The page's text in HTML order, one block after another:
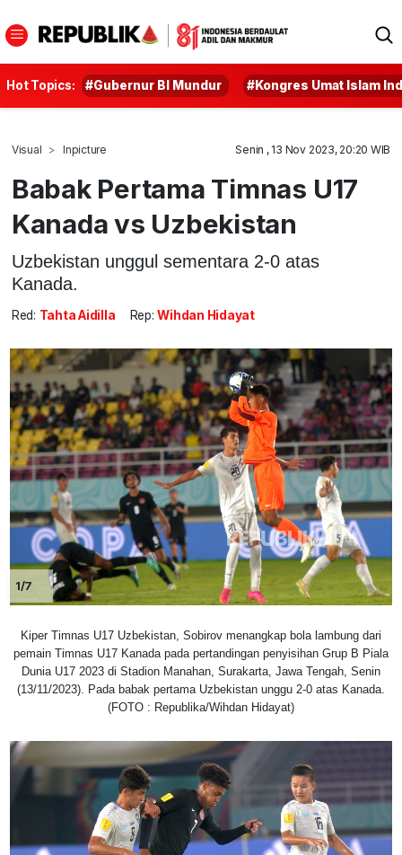
Hot Topics: #Gubernur BI Mundur #Kongres Umat Islam
Visual Inpicture Senin , 13 Nov 2023, 20:20 WIB
Babak Pertama Timnas U17
Kanada vs Uzbekistan
Uzbekistan unggul sementara 2-0 atas
Kanada.
Red: Tahta Aidilla Rep: Wihdan Hidayat
1/7
Kiper Timnas U17 Uzbekistan, Sobirov menangkap bola lambung dari
pemain Timnas U17 Kanada pada pertandingan penyisihan Grup B Piala
Dunia U17 2023 di Stadion Manahan, Surakarta, Jawa Tengah, Senin
(13/11/2023). Pada babak pertama Uzbekistan unggu 2-0 atas Kanada.
(FOTO : Republika/Wihdan Hidayat)